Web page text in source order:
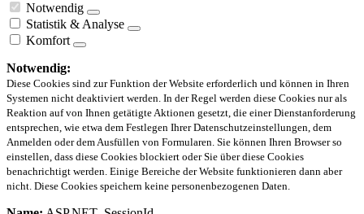
Notwendig
Statistik & Analyse
Komfort
Notwendig:
Diese Cookies sind zur Funktion der Website erforderlich und können in Ihren
Systemen nicht deaktiviert werden. In der Regel werden diese Cookies nur als
Reaktion auf von Ihnen getätigte Aktionen gesetzt, die einer Dienstanforderung
entsprechen, wie etwa dem Festlegen Ihrer Datenschutzeinstellungen, dem
Anmelden oder dem Ausfüllen von Formularen. Sie können Ihren Browser so
einstellen, dass diese Cookies blockiert oder Sie über diese Cookies
benachrichtigt werden. Einige Bereiche der Website funktionieren dann aber
nicht. Diese Cookies speichern keine personenbezogenen Daten.